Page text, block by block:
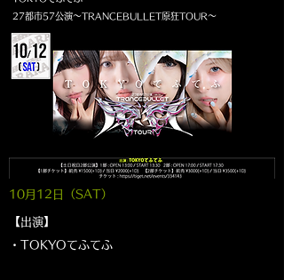
27都市57公演～TRANCEBULLET原狂TOUR～
10月12日（SAT）
【出演】
・TOKYOてふてふ